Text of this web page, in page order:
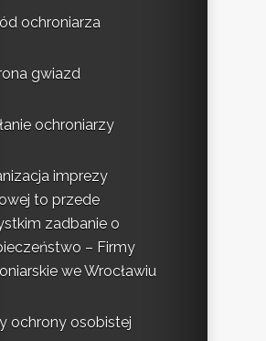
ochroniarza
gwiazd
ochroniarzy
imprezy
to przede
zadbanie o
– Firmy
we Wrocławiu
ochrony osobistej